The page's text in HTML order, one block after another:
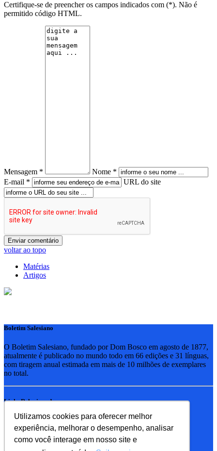
Utilizamos cookies para oferecer melhor
experiência, melhorar o desempenho, analisar
como você interage em nosso site e
Certifique-se de preencher os campos indicados com (*). Não é
permitido código HTML.
Mensagem *
Nome *
E-mail *
URL do site
voltar ao topo
Matérias
Artigos
Boletim Salesiano
O Boletim Salesiano, fundado por Dom Bosco em agosto de 1877,
atualmente é publicado no mundo todo em 66 edições e 31 línguas,
com tiragem anual estimada em mais de 10 milhões de exemplares
no total.
Links Relacionados
RSB - Rede Salesiana Brasil
EDEBE - Editora
UPV - União pela Vida